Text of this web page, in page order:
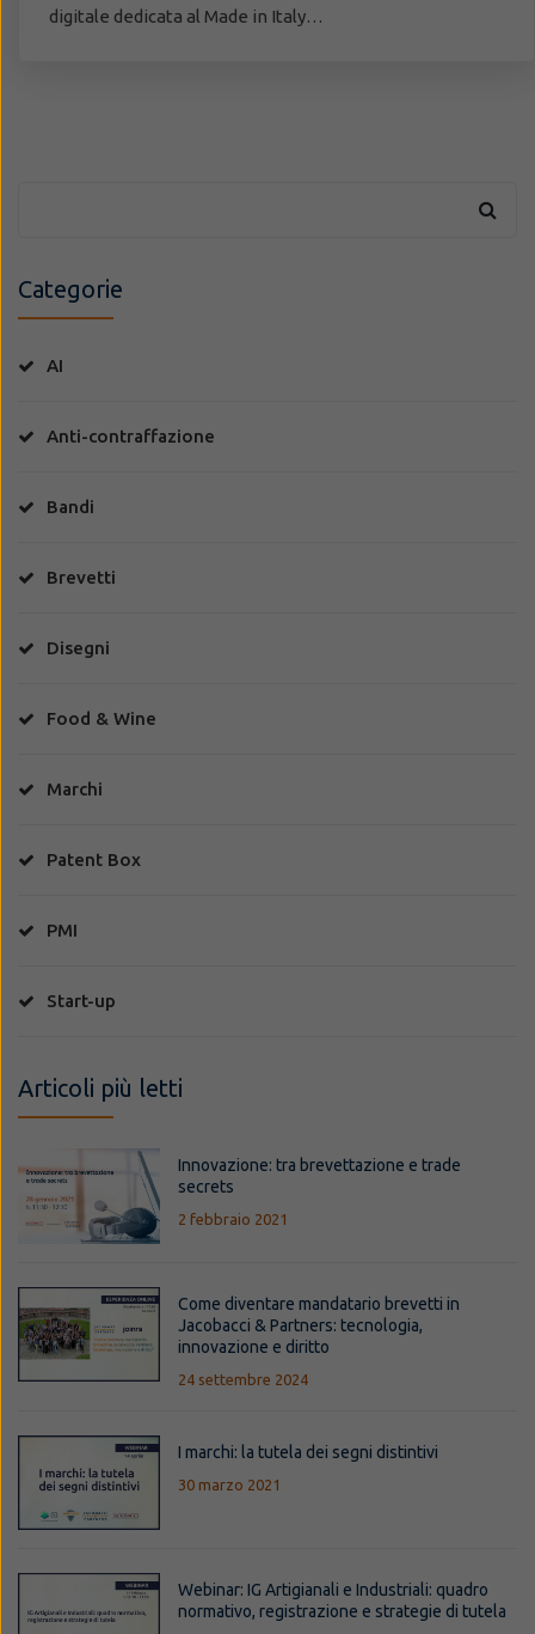
digitale dedicata al Made in Italy…
Categorie
AI
Anti-contraffazione
Bandi
Brevetti
Disegni
Food & Wine
Marchi
Patent Box
PMI
Start-up
Articoli più letti
Innovazione: tra brevettazione e trade
secrets
2 febbraio 2021
Come diventare mandatario brevetti in
Jacobacci & Partners: tecnologia,
innovazione e diritto
24 settembre 2024
I marchi: la tutela dei segni distintivi
30 marzo 2021
Webinar: IG Artigianali e Industriali: quadro
normativo, registrazione e strategie di tutela